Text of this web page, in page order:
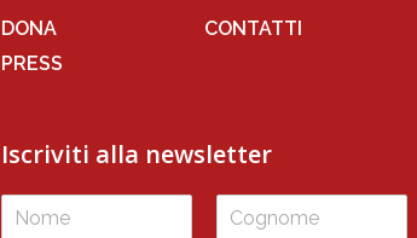
DONA
PRESS
CONTATTI
Iscriviti alla newsletter
*